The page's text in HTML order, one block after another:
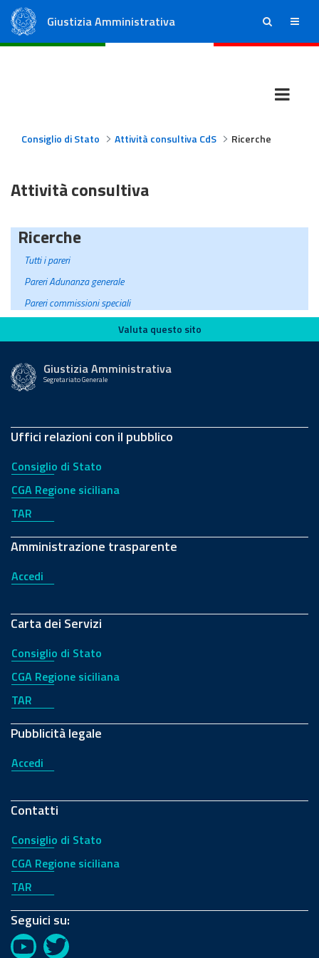
Giustizia Amministrativa ricerca menu
Consiglio di Stato Attività consultiva CdS Ricerche
Attività consultiva
Ricerche
Tutti i pareri
Pareri Adunanza generale
Pareri commissioni speciali
Valuta questo sito
Valuta questo sito
Giustizia Amministrativa
Segretariato Generale
Uffici relazioni con il pubblico
Consiglio di Stato
CGA Regione siciliana
TAR
Amministrazione trasparente
Accedi
Carta dei Servizi
Consiglio di Stato
CGA Regione siciliana
TAR
Pubblicità legale
Accedi
Contatti
Consiglio di Stato
CGA Regione siciliana
TAR
Seguici su:
YouTubeTwitter